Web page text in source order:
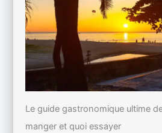
Le guide gastronomique ultime
manger et quoi essayer